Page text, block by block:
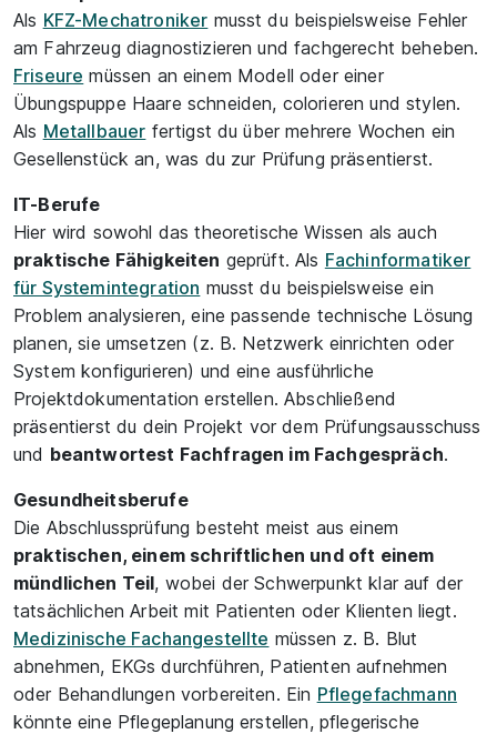
Als KFZ-Mechatroniker musst du beispielsweise Fehler
am Fahrzeug diagnostizieren und fachgerecht beheben.
Friseure müssen an einem Modell oder einer
Übungspuppe Haare schneiden, colorieren und stylen.
Als Metallbauer fertigst du über mehrere Wochen ein
Gesellenstück an, was du zur Prüfung präsentierst.
IT-Berufe
Hier wird sowohl das theoretische Wissen als auch
praktische Fähigkeiten geprüft. Als Fachinformatiker
für Systemintegration musst du beispielsweise ein
Problem analysieren, eine passende technische Lösung
planen, sie umsetzen (z. B. Netzwerk einrichten oder
System konfigurieren) und eine ausführliche
Projektdokumentation erstellen. Abschließend
präsentierst du dein Projekt vor dem Prüfungsausschuss
und beantwortest Fachfragen im Fachgespräch.
Gesundheitsberufe
Die Abschlussprüfung besteht meist aus einem
praktischen, einem schriftlichen und oft einem
mündlichen Teil, wobei der Schwerpunkt klar auf der
tatsächlichen Arbeit mit Patienten oder Klienten liegt.
Medizinische Fachangestellte müssen z. B. Blut
abnehmen, EKGs durchführen, Patienten aufnehmen
oder Behandlungen vorbereiten. Ein Pflegefachmann
könnte eine Pflegeplanung erstellen, pflegerische